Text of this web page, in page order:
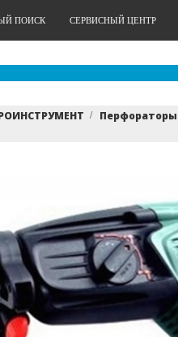
ПОИСК СЕРВИСНЫЙ ЦЕНТР
Перфораторы